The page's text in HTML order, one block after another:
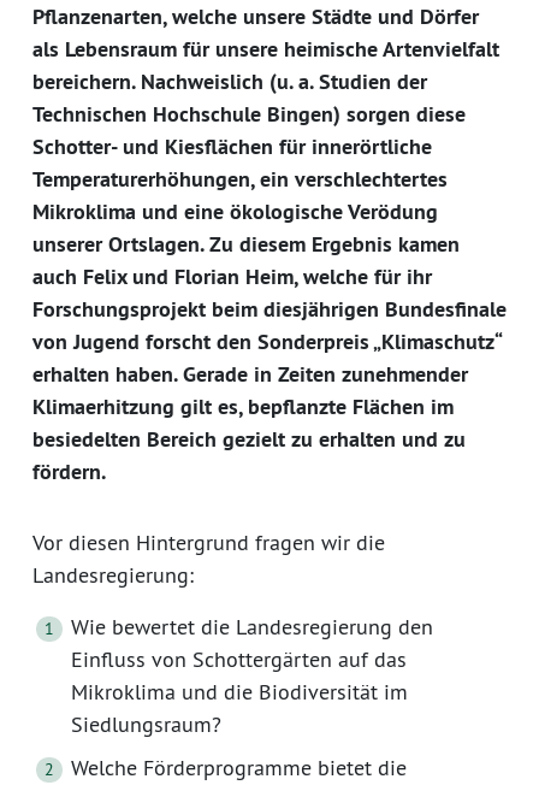
Pflanzenarten, welche unsere Städte und Dörfer
als Lebensraum für unsere heimische Artenvielfalt
bereichern. Nachweislich (u. a. Studien der
Technischen Hochschule Bingen) sorgen diese
Schotter- und Kiesflächen für innerörtliche
Temperaturerhöhungen, ein verschlechtertes
Mikroklima und eine ökologische Verödung
unserer Ortslagen. Zu diesem Ergebnis kamen
auch Felix und Florian Heim, welche für ihr
Forschungsprojekt beim diesjährigen Bundesfinale
von Jugend forscht den Sonderpreis „Klimaschutz“
erhalten haben. Gerade in Zeiten zunehmender
Klimaerhitzung gilt es, bepflanzte Flächen im
besiedelten Bereich gezielt zu erhalten und zu
fördern.
Vor diesen Hintergrund fragen wir die
Landesregierung:
Wie bewertet die Landesregierung den
Einfluss von Schottergärten auf das
Mikroklima und die Biodiversität im
Siedlungsraum?
Welche Förderprogramme bietet die